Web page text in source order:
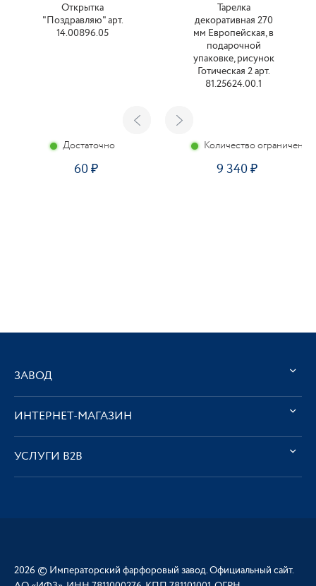
Открытка
"Поздравляю" арт.
14.00896.05
Достаточно
60
Тарелка
декоративная 270
мм Европейская, в
подарочной
упаковке, рисунок
Готическая 2 арт.
81.25624.00.1
Количество ограничено
9 340
ЗАВОД
ИНТЕРНЕТ-МАГАЗИН
УСЛУГИ В2В
2026 © Императорский фарфоровый завод. Официальный сайт.